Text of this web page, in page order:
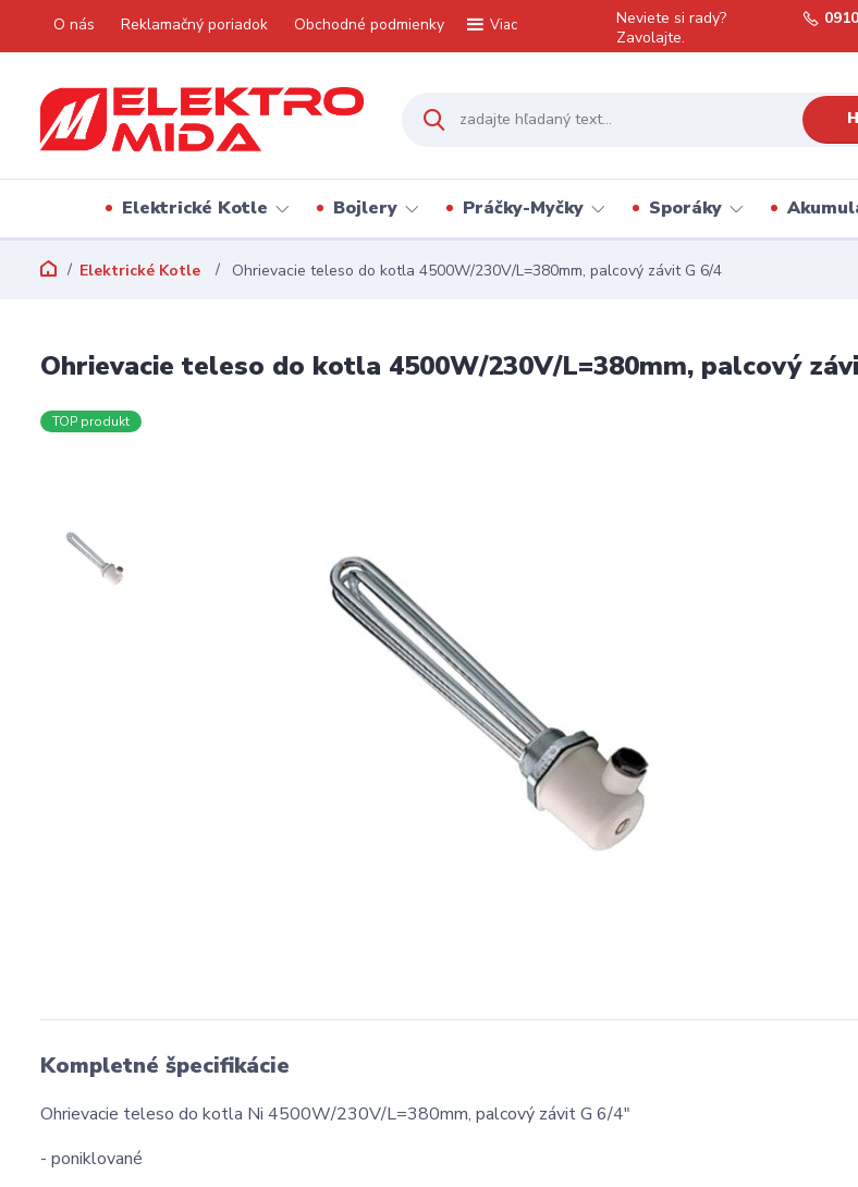
O nás Reklamačný poriadok Obchodné podmienky Viac
Neviete si rady?
Zavolajte.
Elektrické Kotle Bojlery Práčky-Myčky Sporáky
Elektrické Kotle Ohrievacie teleso do kotla 4500W/230V/L=380mm, palcový závit G 6/4
Ohrievacie teleso do kotla 4500W/230V/L=380mm, palcový
TOP produkt
Kompletné špecifikácie
Ohrievacie teleso do kotla Ni 4500W/230V/L=380mm, palcový závit G 6/4"
- poniklované